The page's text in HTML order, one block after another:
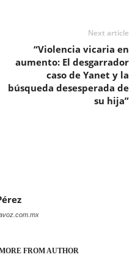
Next article
“Violencia vicaria en
aumento: El desgarrador
caso de Yanet y la
búsqueda desesperada de
su hija”
FROM AUTHOR